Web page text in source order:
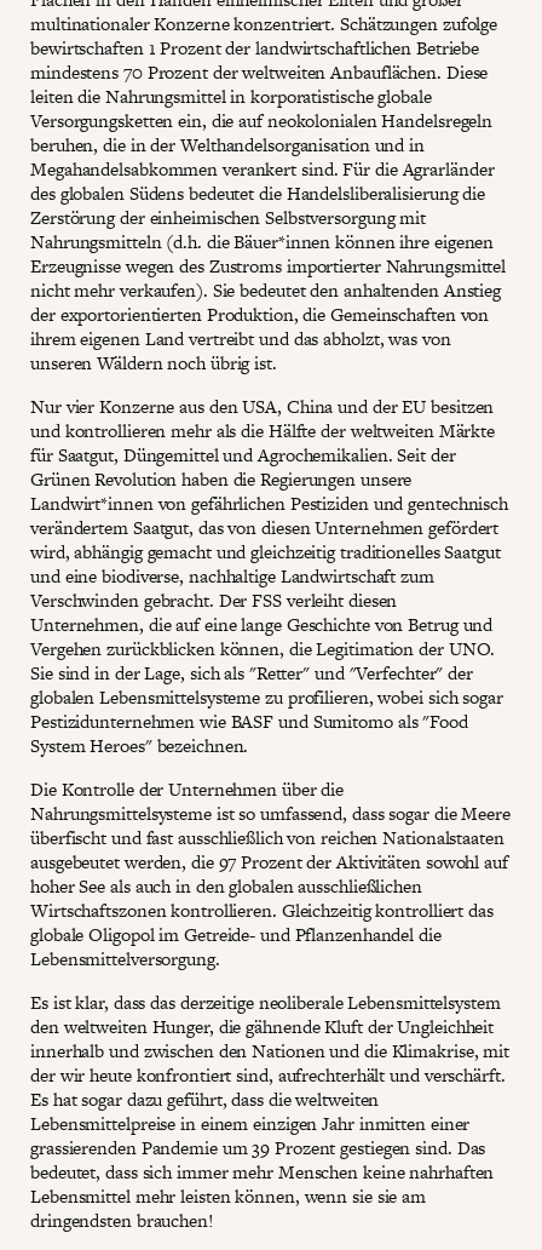
multinationaler Konzerne konzentriert. Schätzungen zufolge
bewirtschaften 1 Prozent der landwirtschaftlichen Betriebe
mindestens 70 Prozent der weltweiten Anbauflächen. Diese
leiten die Nahrungsmittel in korporatistische globale
Versorgungsketten ein, die auf neokolonialen Handelsregeln
beruhen, die in der Welthandelsorganisation und in
Megahandelsabkommen verankert sind. Für die Agrarländer
des globalen Südens bedeutet die Handelsliberalisierung die
Zerstörung der einheimischen Selbstversorgung mit
Nahrungsmitteln (d.h. die Bäuer*innen können ihre eigenen
Erzeugnisse wegen des Zustroms importierter Nahrungsmittel
nicht mehr verkaufen). Sie bedeutet den anhaltenden Anstieg
der exportorientierten Produktion, die Gemeinschaften von
ihrem eigenen Land vertreibt und das abholzt, was von
unseren Wäldern noch übrig ist.
Nur vier Konzerne aus den USA, China und der EU besitzen
und kontrollieren mehr als die Hälfte der weltweiten Märkte
für Saatgut, Düngemittel und Agrochemikalien. Seit der
Grünen Revolution haben die Regierungen unsere
Landwirt*innen von gefährlichen Pestiziden und gentechnisch
verändertem Saatgut, das von diesen Unternehmen gefördert
wird, abhängig gemacht und gleichzeitig traditionelles Saatgut
und eine biodiverse, nachhaltige Landwirtschaft zum
Verschwinden gebracht. Der FSS verleiht diesen
Unternehmen, die auf eine lange Geschichte von Betrug und
Vergehen zurückblicken können, die Legitimation der UNO.
Sie sind in der Lage, sich als "Retter" und "Verfechter" der
globalen Lebensmittelsysteme zu profilieren, wobei sich sogar
Pestizidunternehmen wie BASF und Sumitomo als "Food
System Heroes" bezeichnen.
Die Kontrolle der Unternehmen über die
Nahrungsmittelsysteme ist so umfassend, dass sogar die Meere
überfischt und fast ausschließlich von reichen Nationalstaaten
ausgebeutet werden, die 97 Prozent der Aktivitäten sowohl auf
hoher See als auch in den globalen ausschließlichen
Wirtschaftszonen kontrollieren. Gleichzeitig kontrolliert das
globale Oligopol im Getreide- und Pflanzenhandel die
Lebensmittelversorgung.
Es ist klar, dass das derzeitige neoliberale Lebensmittelsystem
den weltweiten Hunger, die gähnende Kluft der Ungleichheit
innerhalb und zwischen den Nationen und die Klimakrise, mit
der wir heute konfrontiert sind, aufrechterhält und verschärft.
Es hat sogar dazu geführt, dass die weltweiten
Lebensmittelpreise in einem einzigen Jahr inmitten einer
grassierenden Pandemie um 39 Prozent gestiegen sind. Das
bedeutet, dass sich immer mehr Menschen keine nahrhaften
Lebensmittel mehr leisten können, wenn sie sie am
dringendsten brauchen!